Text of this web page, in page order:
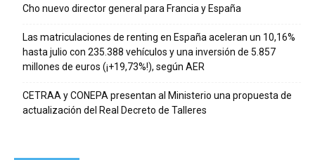
Cho nuevo director general para Francia y España
Las matriculaciones de renting en España aceleran un 10,16%
hasta julio con 235.388 vehículos y una inversión de 5.857
millones de euros (¡+19,73%!), según AER
CETRAA y CONEPA presentan al Ministerio una propuesta de
actualización del Real Decreto de Talleres